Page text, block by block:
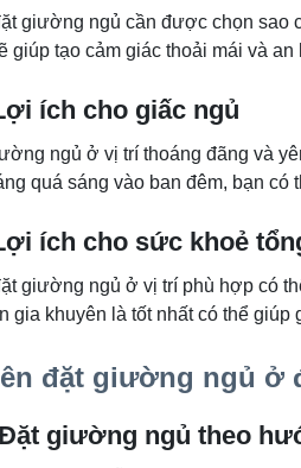
giường ngủ cần được chọn sao
giúp tạo cảm giác thoải mái và
ích cho giấc ngủ
ngủ ở vị trí thoáng đãng và
quá sáng vào ban đêm, bạn có
ích cho sức khoẻ
giường ngủ ở vị trí phù hợp có
gia khuyên là tốt nhất có thể giúp
đặt giường ngủ ở
giường ngủ theo